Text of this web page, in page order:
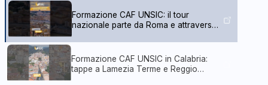
Formazione CAF UNSIC: il tour
nazionale parte da Roma e attraversa
Formazione CAF UNSIC in Calabria:
tappe a Lamezia Terme e Reggio
Calabria